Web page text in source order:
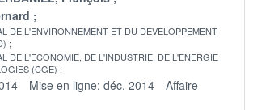
DE L'ENVIRONNEMENT ET DU DEVELOPPEMENT
DE L'ECONOMIE, DE L'INDUSTRIE, DE L'ENERGIE
(CGE)
Mise en ligne: déc. 2014
Affaire